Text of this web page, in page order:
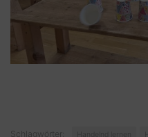
Schlagwörter: Handelnd lernen